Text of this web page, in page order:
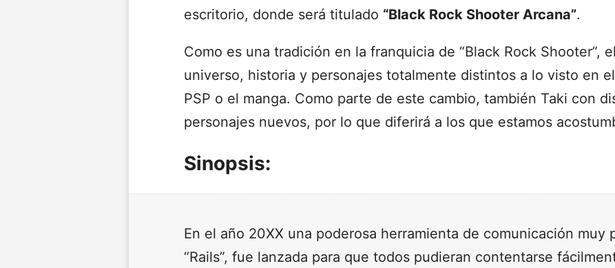
escritorio, donde será titulado “Black Rock Shooter Arcana”.
Como es una tradición en la franquicia de “Black Rock Shooter”,
universo, historia y personajes totalmente distintos a lo visto en
PSP o el manga. Como parte de este cambio, también Taki con
personajes nuevos, por lo que diferirá a los que estamos
Sinopsis:
En el año 20XX una poderosa herramienta de comunicación muy
“Rails”, fue lanzada para que todos pudieran contentarse